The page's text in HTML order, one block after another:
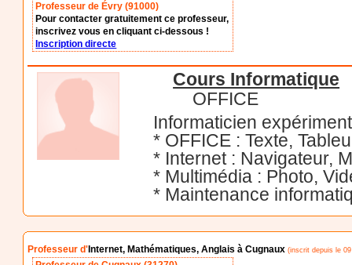
Professeur de Évry (91000)
Pour contacter gratuitement ce professeur,
inscrivez vous en cliquant ci-dessous !
Inscription directe
Cours Informatique
OFFICE
Informaticien
* OFFICE : Texte,
* Internet : Navigateur,
* Multimédia : Photo,
* Maintenance
Professeur d' Internet, Mathématiques, Anglais à Cugnaux (inscrit depuis le